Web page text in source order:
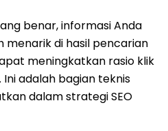
benar, informasi Anda
di hasil pencarian
meningkatkan rasio klik
Ini adalah bagian teknis
dalam strategi SEO